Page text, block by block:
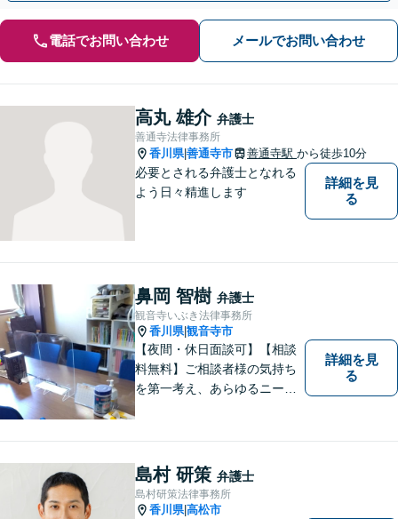
電話でお問い合わせ メールでお問い合わせ
高丸 雄介 弁護士
善通寺法律事務所
香川県|善通寺市 善通寺駅 から徒歩10分
必要とされる弁護士となれる
よう日々精進します
詳細を見
る
鼻岡 智樹 弁護士
観音寺いぶき法律事務所
香川県|観音寺市
【夜間・休日面談可】【相談
料無料】ご相談者様の気持ち
を第一考え、あらゆるニーズ
の問題解決のサポートをさせ
ていただきます。ご相談は無
料ですので、お気軽にご相談
ください。
詳細を見
る
島村 研策 弁護士
島村研策法律事務所
香川県|高松市